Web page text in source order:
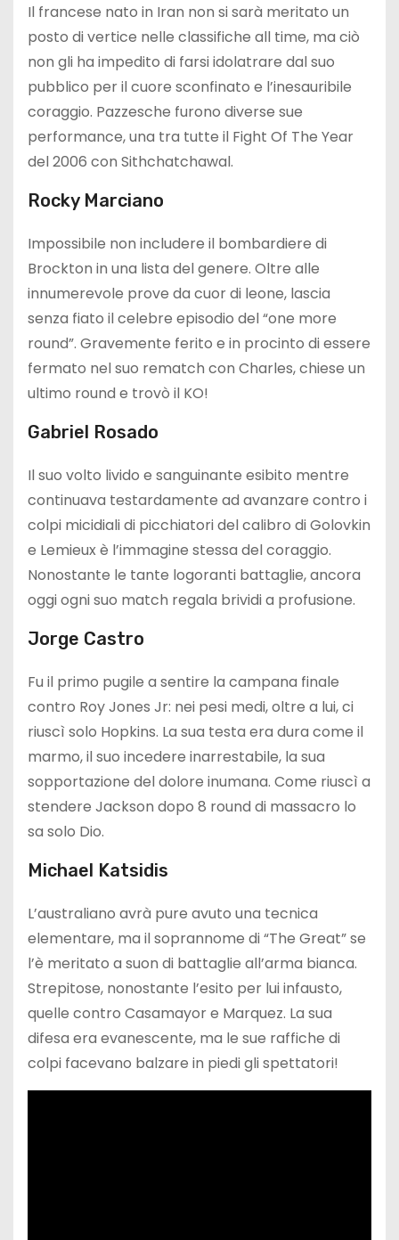
Il francese nato in Iran non si sarà meritato un
posto di vertice nelle classifiche all time, ma ciò
non gli ha impedito di farsi idolatrare dal suo
pubblico per il cuore sconfinato e l’inesauribile
coraggio. Pazzesche furono diverse sue
performance, una tra tutte il Fight Of The Year
del 2006 con Sithchatchawal.
Rocky Marciano
Impossibile non includere il bombardiere di
Brockton in una lista del genere. Oltre alle
innumerevole prove da cuor di leone, lascia
senza fiato il celebre episodio del “one more
round”. Gravemente ferito e in procinto di essere
fermato nel suo rematch con Charles, chiese un
ultimo round e trovò il KO!
Gabriel Rosado
Il suo volto livido e sanguinante esibito mentre
continuava testardamente ad avanzare contro i
colpi micidiali di picchiatori del calibro di Golovkin
e Lemieux è l’immagine stessa del coraggio.
Nonostante le tante logoranti battaglie, ancora
oggi ogni suo match regala brividi a profusione.
Jorge Castro
Fu il primo pugile a sentire la campana finale
contro Roy Jones Jr: nei pesi medi, oltre a lui, ci
riuscì solo Hopkins. La sua testa era dura come il
marmo, il suo incedere inarrestabile, la sua
sopportazione del dolore inumana. Come riuscì a
stendere Jackson dopo 8 round di massacro lo
sa solo Dio.
Michael Katsidis
L’australiano avrà pure avuto una tecnica
elementare, ma il soprannome di “The Great” se
l’è meritato a suon di battaglie all’arma bianca.
Strepitose, nonostante l’esito per lui infausto,
quelle contro Casamayor e Marquez. La sua
difesa era evanescente, ma le sue raffiche di
colpi facevano balzare in piedi gli spettatori!